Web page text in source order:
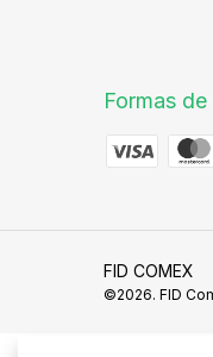
Formas
FID COMEX
©2026. FID